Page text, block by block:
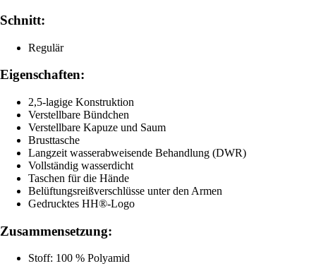
Schnitt:
Regulär
Eigenschaften:
2,5-lagige Konstruktion
Verstellbare Bündchen
Verstellbare Kapuze und Saum
Brusttasche
Langzeit wasserabweisende Behandlung (DWR)
Vollständig wasserdicht
Taschen für die Hände
Belüftungsreißverschlüsse unter den Armen
Gedrucktes HH®-Logo
Zusammensetzung:
Stoff: 100 % Polyamid